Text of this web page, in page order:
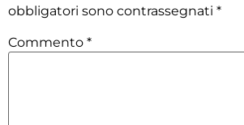
obbligatori sono contrassegnati *
Commento *